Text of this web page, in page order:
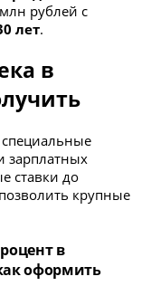
рублей с
лет.
в
зарплатных
ставки до
крупные
в
оформить